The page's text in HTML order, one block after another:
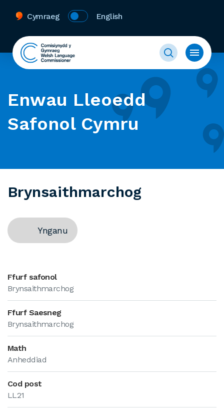
Cymraeg English
Enwau Lleoedd
Safonol Cymru
Brynsaithmarchog
Ynganu
Ffurf safonol
Brynsaithmarchog
Ffurf Saesneg
Brynsaithmarchog
Math
Anheddiad
Cod post
LL21